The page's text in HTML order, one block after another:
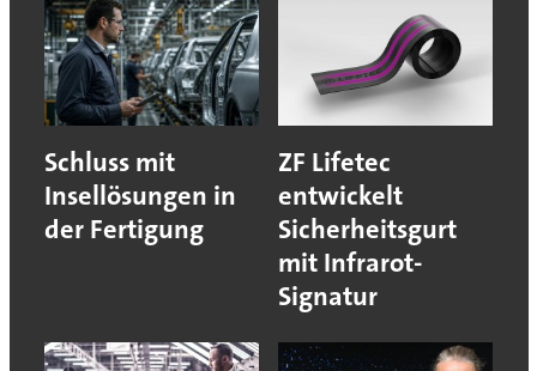
Schluss mit
Insellösungen in
der Fertigung
ZF Lifetec
entwickelt
Sicherheitsgurt
mit Infrarot-
Signatur